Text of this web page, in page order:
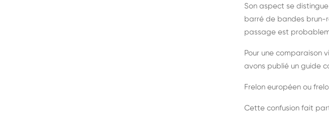
Son aspect se
barré de bandes brun-
passage est
Pour une comparaison
avons publié un guide
Frelon européen ou
Cette confusion fait